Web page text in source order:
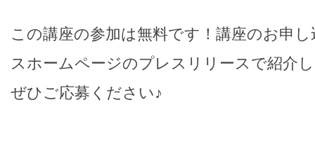
この講座の参加は無料です！講座のお申
スホームページのプレスリリースで紹介
ぜひご応募ください♪